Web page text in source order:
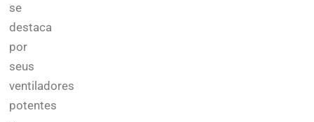
se
destaca
por
seus
ventiladores
potentes